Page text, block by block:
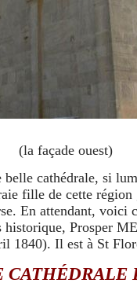
(la façade ouest)
cathédrale, si
fille de cette région
En attendant, voici
historique, Prosper
1840). Il est à St
CATHÉDRALE